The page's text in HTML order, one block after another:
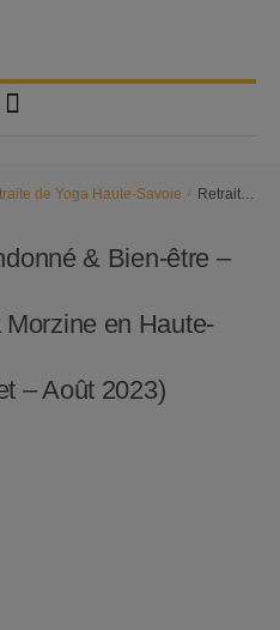
de Yoga Haute-Savoie / Retraite Yoga, Randonné & Bien-être – 6 jours / 5 nuits à Morzine en Haute-Savoie (Juillet – Août 2023)
& Bien-être –
en Haute-
– Août 2023)